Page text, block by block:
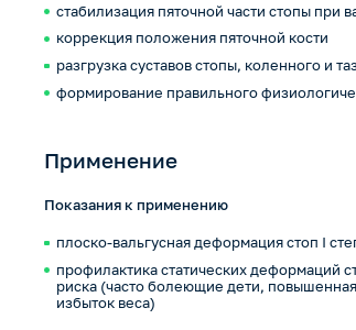
стабилизация пяточной части стопы при
коррекция положения пяточной кости
разгрузка суставов стопы, коленного и
формирование правильного
Применение
Показания к применению
плоско-вальгусная деформация стоп I
профилактика статических деформаций
риска (часто болеющие дети,
избыток веса)